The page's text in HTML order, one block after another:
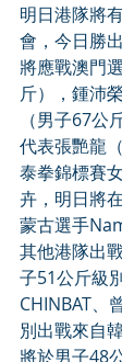
明日港隊將
會，今日勝
將應戰澳門
斤），鍾沛
（男子67
代表張艷龍
泰拳錦標賽
卉，明日將
蒙古選手
其他港隊出
子51公斤級
CHINBAT、
別出戰來自
將於男子48